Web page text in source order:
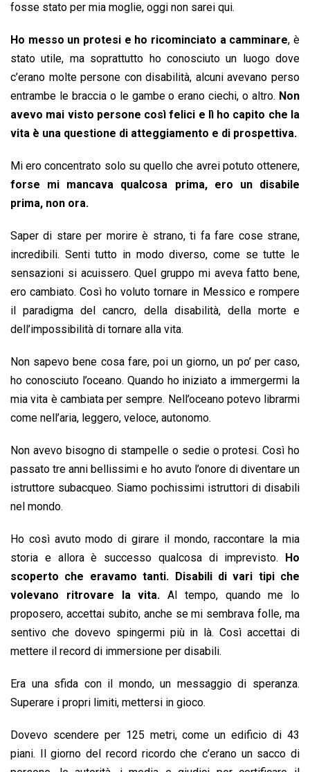
fosse stato per mia moglie, oggi non sarei qui.
Ho messo un protesi e ho ricominciato a camminare, è
stato utile, ma soprattutto ho conosciuto un luogo dove
c’erano molte persone con disabilità, alcuni avevano perso
entrambe le braccia o le gambe o erano ciechi, o altro. Non
avevo mai visto persone così felici e lì ho capito che la
vita è una questione di atteggiamento e di prospettiva.
Mi ero concentrato solo su quello che avrei potuto ottenere,
forse mi mancava qualcosa prima, ero un disabile
prima, non ora.
Saper di stare per morire è strano, ti fa fare cose strane,
incredibili. Senti tutto in modo diverso, come se tutte le
sensazioni si acuissero. Quel gruppo mi aveva fatto bene,
ero cambiato. Così ho voluto tornare in Messico e rompere
il paradigma del cancro, della disabilità, della morte e
dell’impossibilità di tornare alla vita.
Non sapevo bene cosa fare, poi un giorno, un po’ per caso,
ho conosciuto l’oceano. Quando ho iniziato a immergermi la
mia vita è cambiata per sempre. Nell’oceano potevo librarmi
come nell’aria, leggero, veloce, autonomo.
Non avevo bisogno di stampelle o sedie o protesi. Così ho
passato tre anni bellissimi e ho avuto l’onore di diventare un
istruttore subacqueo. Siamo pochissimi istruttori di disabili
nel mondo.
Ho così avuto modo di girare il mondo, raccontare la mia
storia e allora è successo qualcosa di imprevisto.
Ho
scoperto che eravamo tanti. Disabili di vari tipi che
volevano ritrovare la vita. Al tempo, quando me lo
proposero, accettai subito, anche se mi sembrava folle, ma
sentivo che dovevo spingermi più in là. Così accettai di
mettere il record di immersione per disabili.
Era una sfida con il mondo, un messaggio di speranza.
Superare i propri limiti, mettersi in gioco.
Dovevo scendere per 125 metri, come un edificio di 43
piani. Il giorno del record ricordo che c’erano un sacco di